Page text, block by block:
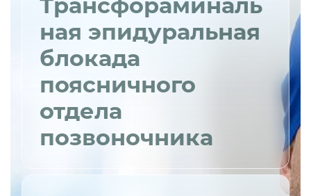
ная эпидуральная
блокада
поясничного
отдела
позвоночника